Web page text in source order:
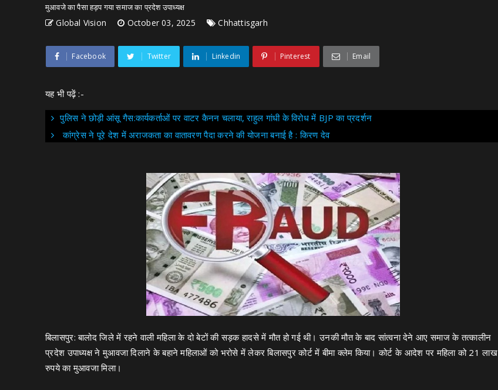
मुआवजे का पैसा हड़प गया समाज का प्रदेश उपाध्यक्ष
Global Vision October 03, 2025 Chhattisgarh
Facebook Twitter Linkedin Pinterest Email
यह भी पढ़ें :-
पुलिस ने छोड़ी आंसू गैस:कार्यकर्ताओं पर वाटर कैनन चलाया, राहुल गांधी के विरोध में BJP का प्रदर्शन
कांग्रेस ने पूरे देश में अराजकता का वातावरण पैदा करने की योजना बनाई है : किरण देव
बिलासपुर: बालोद जिले में रहने वाली महिला के दो बेटों की सड़क हादसे में मौत हो गई थी। उनकी मौत के बाद सांत्वना देने आए समाज के तत्कालीन
प्रदेश उपाध्यक्ष ने मुआवजा दिलाने के बहाने महिलाओं को भरोसे में लेकर बिलासपुर कोर्ट में बीमा क्लेम किया। कोर्ट के आदेश पर महिला को 21 लाख
रुपये का मुआवजा मिला।